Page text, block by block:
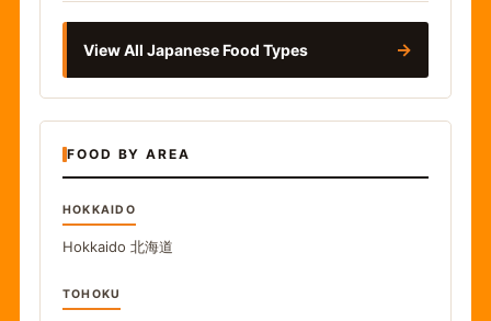
View All Japanese Food Types →
FOOD BY AREA
HOKKAIDO
Hokkaido 北海道
TOHOKU